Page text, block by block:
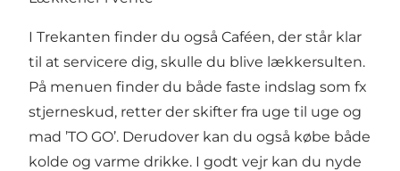
I Trekanten finder du også Caféen, der står klar
til at servicere dig, skulle du blive lækkersulten.
På menuen finder du både faste indslag som fx
stjerneskud, retter der skifter fra uge til uge og
mad ’TO GO’. Derudover kan du også købe både
kolde og varme drikke. I godt vejr kan du nyde